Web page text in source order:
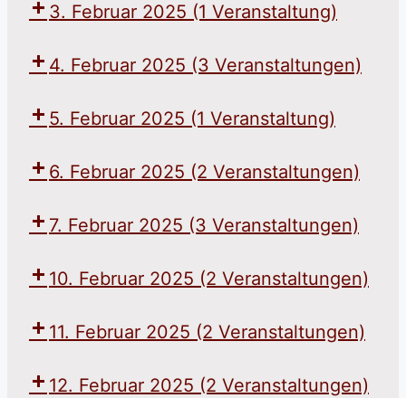
3. Februar 2025 (1 Veranstaltung)
4. Februar 2025 (3 Veranstaltungen)
5. Februar 2025 (1 Veranstaltung)
6. Februar 2025 (2 Veranstaltungen)
7. Februar 2025 (3 Veranstaltungen)
10. Februar 2025 (2 Veranstaltungen)
11. Februar 2025 (2 Veranstaltungen)
12. Februar 2025 (2 Veranstaltungen)